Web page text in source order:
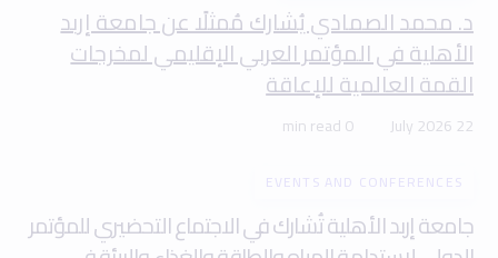
د. محمد الصمادي يُشارك مُمثلًا عن جامعة إربد
الأهلية في المؤتمر العربي الإقليمي لمخرجات
القمة العالمية للإعاقة
22 July 2026
0 min read
EVENTS AND CONFERENCES
جامعة إربد الأهلية تُشارك في الاجتماع التحضيري للمؤتمر